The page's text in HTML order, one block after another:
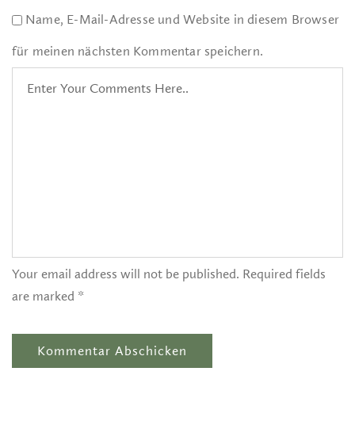
Name, E-Mail-Adresse und Website in diesem Browser
für meinen nächsten Kommentar speichern.
Your email address will not be published. Required fields
are marked *